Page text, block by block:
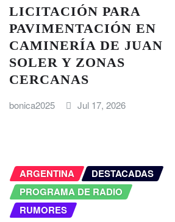
LICITACIÓN PARA
PAVIMENTACIÓN EN
CAMINERÍA DE JUAN
SOLER Y ZONAS
CERCANAS
bonica2025 Jul 17, 2026
ARGENTINA
DESTACADAS
PROGRAMA DE RADIO
RUMORES